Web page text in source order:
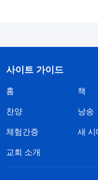
어요. 그제야 명예와
걸 깨달았어요. 사업
중요하게 여겼고 심지
은 것 같지만 그 뒤엔
사이트 가이드
홈 책
찬양 낭송
체험간증 새 시
교회 소개